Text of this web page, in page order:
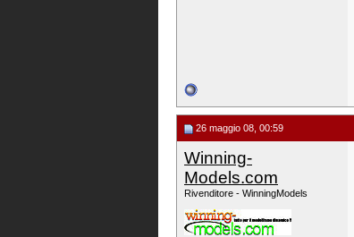
26 maggio 08, 00:59
Winning-
Models.com
Rivenditore - WinningModels